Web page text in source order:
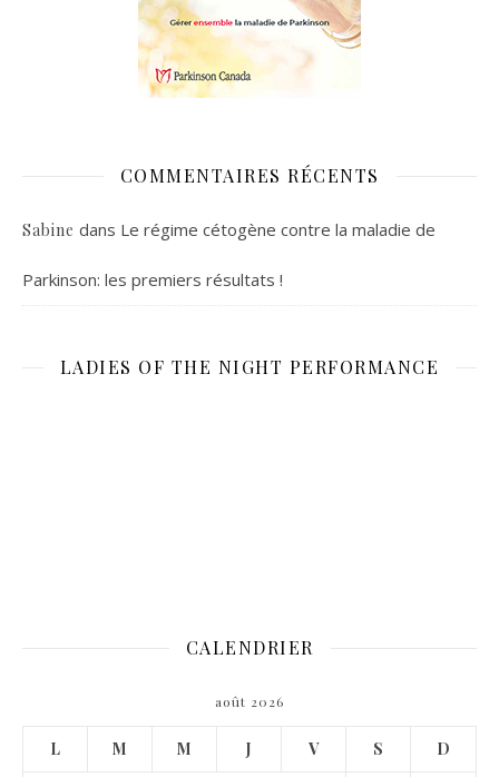
COMMENTAIRES RÉCENTS
Sabine dans Le régime cétogène contre la maladie de
Parkinson: les premiers résultats !
LADIES OF THE NIGHT PERFORMANCE
CALENDRIER
août 2026
L M M J V S D